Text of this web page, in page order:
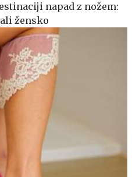
napad z nožem:
žensko